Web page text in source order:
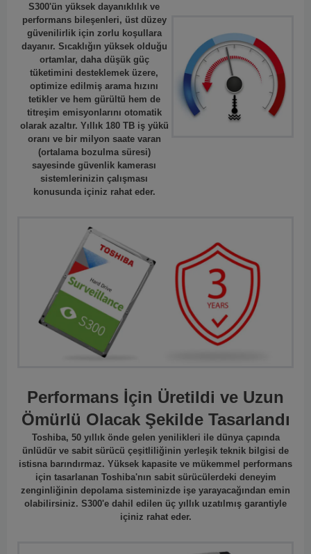
S300'ün yüksek dayanıklılık ve
performans bileşenleri, üst düzey
güvenilirlik için zorlu koşullara
dayanır. Sıcaklığın yüksek olduğu
ortamlar, daha düşük güç
tüketimini desteklemek üzere,
optimize edilmiş arama hızını
tetikler ve hem gürültü hem de
titreşim emisyonlarını otomatik
olarak azaltır. Yıllık 180 TB iş yükü
oranı ve bir milyon saate varan
(ortalama bozulma süresi)
sayesinde güvenlik kamerası
sistemlerinizin çalışması
konusunda içiniz rahat eder.
Performans İçin Üretildi ve Uzun
Ömürlü Olacak Şekilde Tasarlandı
Toshiba, 50 yıllık önde gelen yenilikleri ile dünya çapında
ünlüdür ve sabit sürücü çeşitliliğinin yerleşik teknik bilgisi de
istisna barındırmaz. Yüksek kapasite ve mükemmel performans
için tasarlanan Toshiba'nın sabit sürücülerdeki deneyim
zenginliğinin depolama sisteminizde işe yarayacağından emin
olabilirsiniz. S300'e dahil edilen üç yıllık uzatılmış garantiyle
içiniz rahat eder.